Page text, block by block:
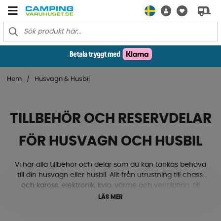
Hem Husvagn & Husbil
TILLBEHÖR OCH RESERVDELAR
FÖR HUSVAGN OCH HUSBIL
Vi har alla tillbehör och delar som du kan tänkas behöva
till din husvagn eller husbil. Allt från utrustning till chassi
och kaross, elektronik, kyla, värme och ventilation, till
gasol, textilmattor, lås och beslag med mera. Ja, här
LÄS MER